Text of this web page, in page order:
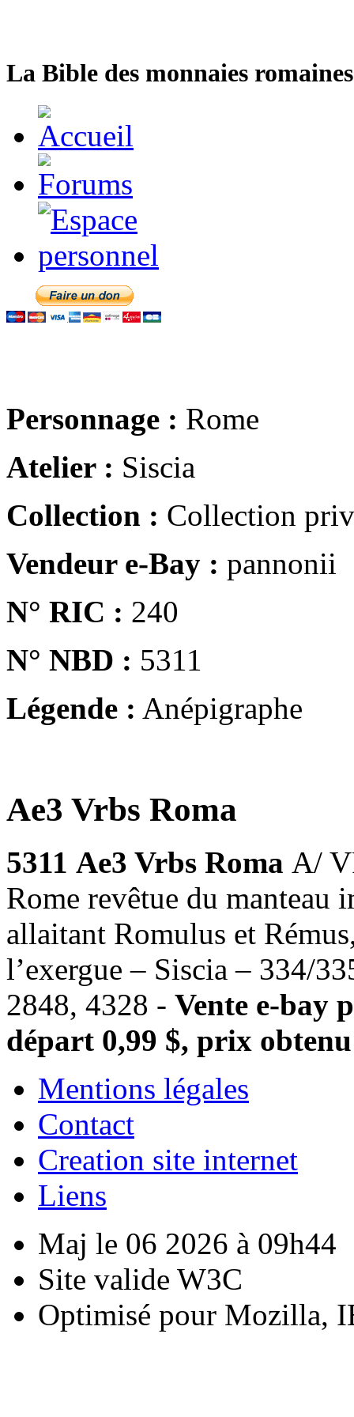
La Bible des monnaies
Personnage : Rome
Atelier : Siscia
Collection : Collection
Vendeur e-Bay : pannonii
N° RIC : 240
N° NBD : 5311
Légende : Anépigraphe
Ae3 Vrbs Roma
5311 Ae3 Vrbs Roma A/
Rome revêtue du manteau
allaitant Romulus et
l’exergue – Siscia – 334/
2848, 4328 - Vente e-bay
départ 0,99 $, prix
Mentions légales
Contact
Creation site internet
Liens
Maj le 06 2026 à 09h44
Site valide W3C
Optimisé pour Mozilla,